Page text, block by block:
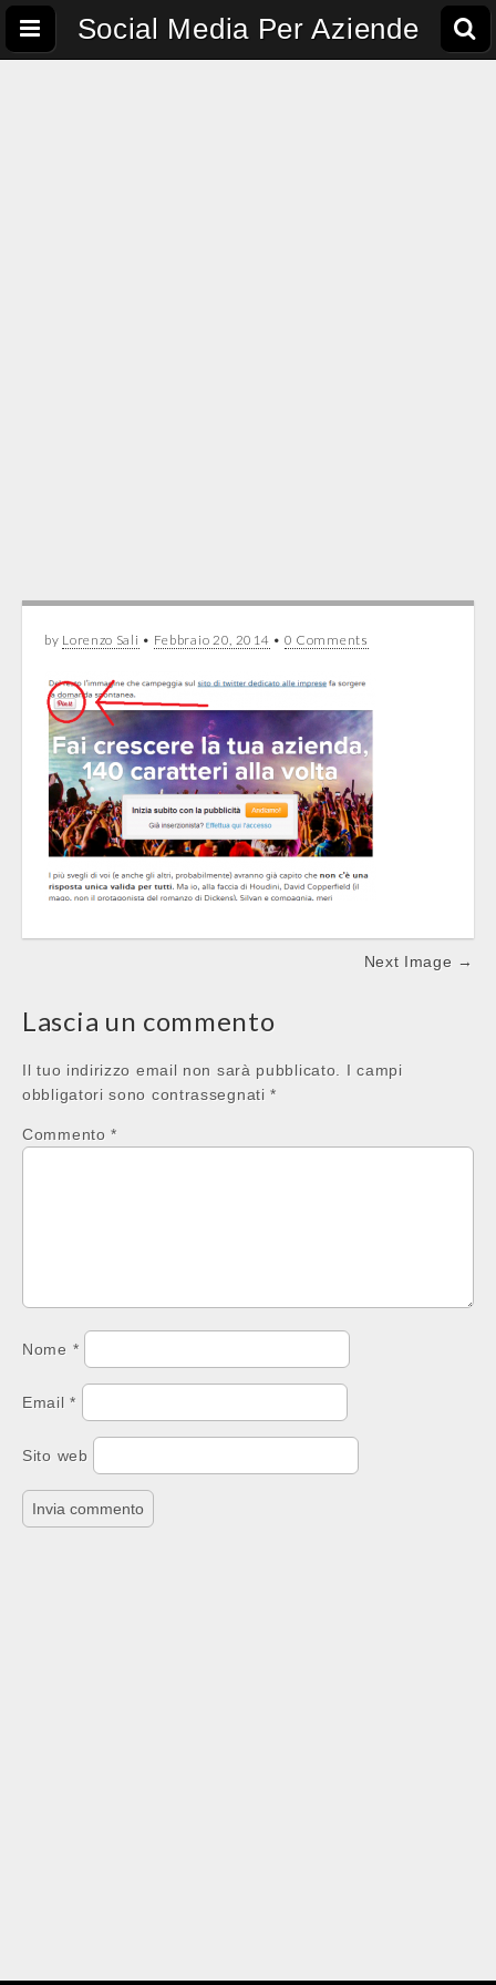
Social Media Per Aziende
by Lorenzo Sali • Febbraio 20, 2014 • 0 Comments
Next Image →
Lascia un commento
Il tuo indirizzo email non sarà pubblicato.
I campi
obbligatori sono contrassegnati*
Commento*
Nome *
Email*
Sito web